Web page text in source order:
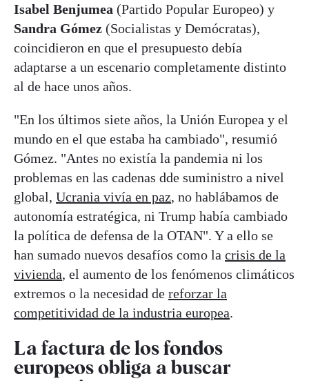
Isabel Benjumea (Partido Popular Europeo) y
Sandra Gómez (Socialistas y Demócratas),
coincidieron en que el presupuesto debía
adaptarse a un escenario completamente distinto
al de hace unos años.
"En los últimos siete años, la Unión Europea y el
mundo en el que estaba ha cambiado", resumió
Gómez. "Antes no existía la pandemia ni los
problemas en las cadenas dde suministro a nivel
global, Ucrania vivía en paz, no hablábamos de
autonomía estratégica, ni Trump había cambiado
la política de defensa de la OTAN". Y a ello se
han sumado nuevos desafíos como la crisis de la
vivienda, el aumento de los fenómenos climáticos
extremos o la necesidad de reforzar la
competitividad de la industria europea.
La factura de los fondos
europeos obliga a buscar